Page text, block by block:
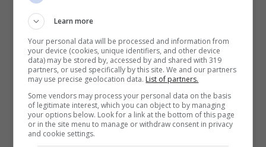
bisogni dei propri associati.
Tutto parte dalla mancata adesione della
Cisl allo sciopero generale dello scorso 16
dicembre. Così l’imbarazzo in sala ha
intaccato anche il premier Draghi, che nel
cercare di salvare il salvabile durante il
Learn more
Your personal data will be processed and information from
your device (cookies, unique identifiers, and other device
data) may be stored by, accessed by and shared with 319
partners, or used specifically by this site. We and our partners
may use precise geolocation data. List of partners.
Some vendors may process your personal data on the basis
of legitimate interest, which you can object to by managing
your options below. Look for a link at the bottom of this page
or in the site menu to manage or withdraw consent in privacy
and cookie settings.